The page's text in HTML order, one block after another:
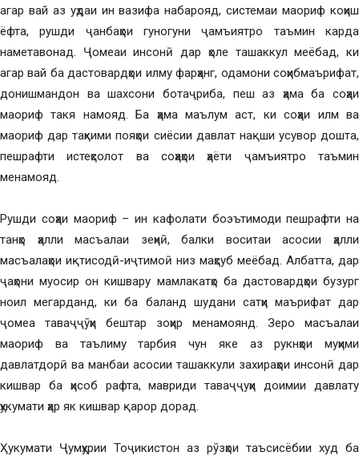
агар вай аз уҳдаи ин вазифа набарояд, системаи маориф коҳиш
ёфта, рушди ҷанбаҳои гуногуни ҷамъиятро таъмин карда
наметавонад. Ҷомеаи инсонӣ дар ҳоле ташаккул меёбад, ки
агар вай ба дастовардҳои илму фарҳанг, одамони соҳибмаърифат,
донишмандон ва шахсони ботаҷриба, пеш аз ҳама ба соҳаи
маориф такя намояд. Ба ҳама маълум аст, ки соҳаи илм ва
маориф дар таҳкими пояҳои сиёсии давлат нақши усувор дошта,
пешрафти истеҳсолот ва соҳаҳои ҳаёти ҷамъиятро таъмин
менамояд.
Рушди соҳаи маориф – ин кафолати боэътимоди пешрафти на
танҳо ҳалли масъалаи зеҳнӣ, балки воситаи асосии ҳалли
масъалаҳои иқтисодӣ-иҷтимоӣ низ маҳсуб меёбад. Албатта, дар
ҷаҳони муосир он кишвару мамлакатҳо ба дастовардҳои бузург
ноил мегарданд, ки ба баланд шудани сатҳи маърифат дар
ҷомеа таваҷҷӯҳи бештар зоҳир менамоянд. Зеро масъалаи
маориф ва таълиму тарбия чун яке аз рукнҳои муҳими
давлатдорӣ ва манбаи асосии ташаккули захираҳои инсонӣ дар
кишвар ба ҳисоб рафта, мавриди таваҷҷуҳи доимии давлату
ҳукумати ҳар як кишвар қарор дорад.
Ҳукумати Ҷумҳурии Тоҷикистон аз рӯзҳои таъсисёбии худ ба